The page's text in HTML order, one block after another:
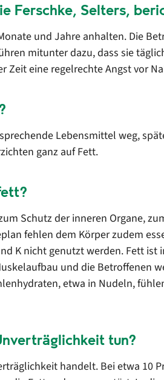
Ferschke, Selters,
und Jahre anhalten. Die
mitunter dazu, dass sie
eine regelrechte Angst vor
Lebensmittel weg,
ganz auf Fett.
Schutz der inneren Organe,
fehlen dem Körper zudem
K nicht genutzt werden. Fett
und die Betroffenen
etwa in Nudeln,
tun?
handelt. Bei etwa 10